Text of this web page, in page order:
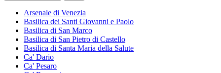
Arsenale di Venezia
Basilica dei Santi Giovanni e Paolo
Basilica di San Marco
Basilica di San Pietro di Castello
Basilica di Santa Maria della Salute
Ca' Dario
Ca' Pesaro